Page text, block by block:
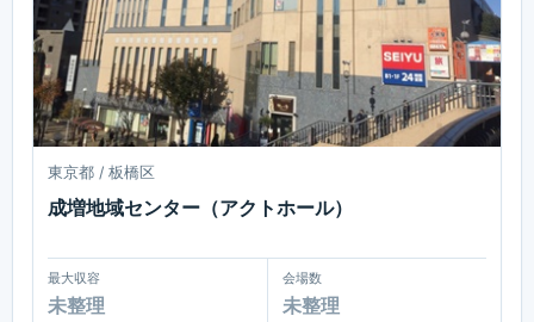
東京都 / 板橋区
成増地域センター（アクトホール）
最大収容
未整理
会場数
未整理